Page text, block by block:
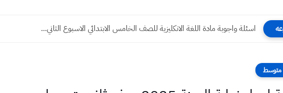
اسئلة واجوبة مادة اللغة الانكليزية للصف الخامس الابتدائي الاسبوع الثاني...
متوسط